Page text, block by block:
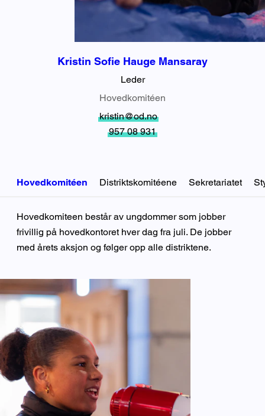
Kristin Sofie Hauge Mansaray
Leder
Hovedkomitéen
kristin@od.no
957 08 931
Hovedkomitéen Distriktskomitéene Sekretariatet
Hovedkomitéen
Hovedkomiteen består av ungdommer som jobber
frivillig på hovedkontoret hver dag fra juli. De jobber
med årets aksjon og følger opp alle distriktene.